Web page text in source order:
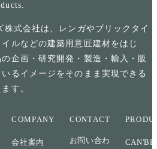
式会社は、レンガやブリックタイ
ルなどの建築用意匠建材をはじ
企画・研究開発・製造・輸入・販
るイメージをそのまま実現できる
す。
COMPANY
会社案内
CONTACT
お問い合わ